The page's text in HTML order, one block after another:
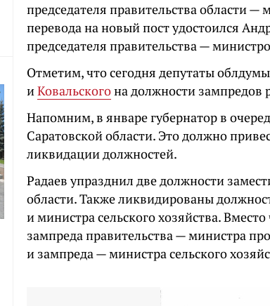
председателя правительства области —
перевода на новый пост удостоился
председателя правительства —
Отметим, что сегодня депутаты
иКовальскогона должности зампредов
Напомним, в январе губернатор в
Саратовской области. Это должно
ликвидации должностей.
Радаев упразднил две должности
области. Также ликвидированы
и министра сельского хозяйства.
зампреда правительства — министра
и зампреда — министра сельского